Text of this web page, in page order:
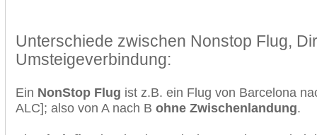
Unterschiede zwischen Nonstop Flug,
Umsteigeverbindung:
Ein NonStop Flug ist z.B. ein Flug von Barcelona
ALC]; also von A nach B ohne Zwischenlandung.